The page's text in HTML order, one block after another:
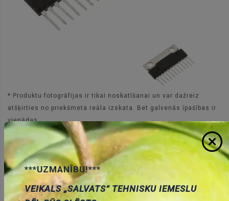
* Produktu fotogrāfijas ir tikai noskatīšanai un var dažreiz
atšķirties no priekšmeta reāla izskata. Bet galvenās īpašības ir
vienādas.
AN7139
Cena:Zvanīt €
00001707 Artikuls: Noliktavas stāvoklis:
***UZMANĪBU!***
VEIKALS „SALVATS” TEHNISKU IEMESLU